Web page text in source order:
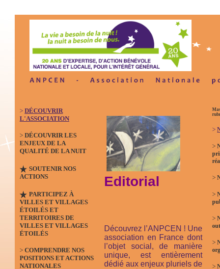
> DÉCOUVRIR
L'ASSOCIATION
> DÉCOUVRIR LES
ENJEUX DE LA
QUALITÉ DE LA NUIT
SOUTENIR NOS
ACTIONS
PARTICIPEZ À
VILLES ET VILLAGES
ÉTOILÉS ET
TERRITOIRES DE
VILLES ET VILLAGES
ÉTOILÉS
> COMPRENDRE NOS
POSITIONS ET ACTIONS
NATIONALES
Editorial
Découvrez l’ANPCEN ! Une
association en France dont
l’objet social, de manière
unique, est entièrement
dédié aux enjeux pluriels de
>
>
>
>
>
>
>